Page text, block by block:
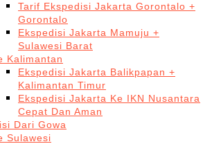
Tarif Ekspedisi Jakarta Gorontalo +
Gorontalo
Ekspedisi Jakarta Mamuju +
Sulawesi Barat
Kalimantan
Ekspedisi Jakarta Balikpapan +
Kalimantan Timur
Ekspedisi Jakarta Ke IKN Nusantara
Cepat Dan Aman
Dari Gowa
Sulawesi